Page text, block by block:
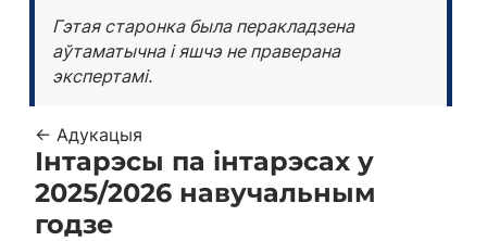
Гэтая старонка была перакладзена
аўтаматычна і яшчэ не праверана
экспертамі.
← Адукацыя
Інтарэсы па інтарэсах у
2025/2026 навучальным
годзе